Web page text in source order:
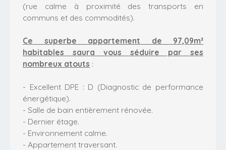
(rue calme à proximité des transports en
communs et des commodités).
Ce superbe appartement de 97,09m²
habitables saura vous séduire par ses
nombreux atouts :
- Excellent DPE : D (Diagnostic de performance
énergétique).
- Salle de bain entièrement rénovée.
- Dernier étage.
- Environnement calme.
- Appartement traversant.